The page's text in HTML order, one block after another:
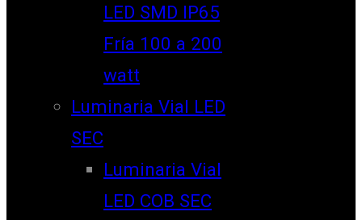
LED SMD IP65
Fría 100 a 200
watt
Luminaria Vial LED
SEC
Luminaria Vial
LED COB SEC